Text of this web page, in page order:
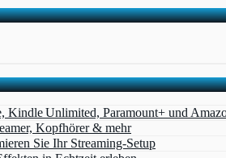
Unlimited, Paramount+ und
Kopfhörer & mehr
Sie Ihr Streaming-Setup